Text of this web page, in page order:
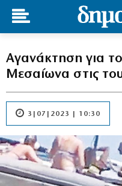
Αγανάκτηση για
Mεσαίωνα στις
3|07|2023 | 10:30